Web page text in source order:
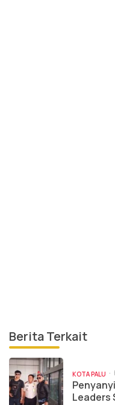
Berita Terkait
KOTA PALU
Leaders